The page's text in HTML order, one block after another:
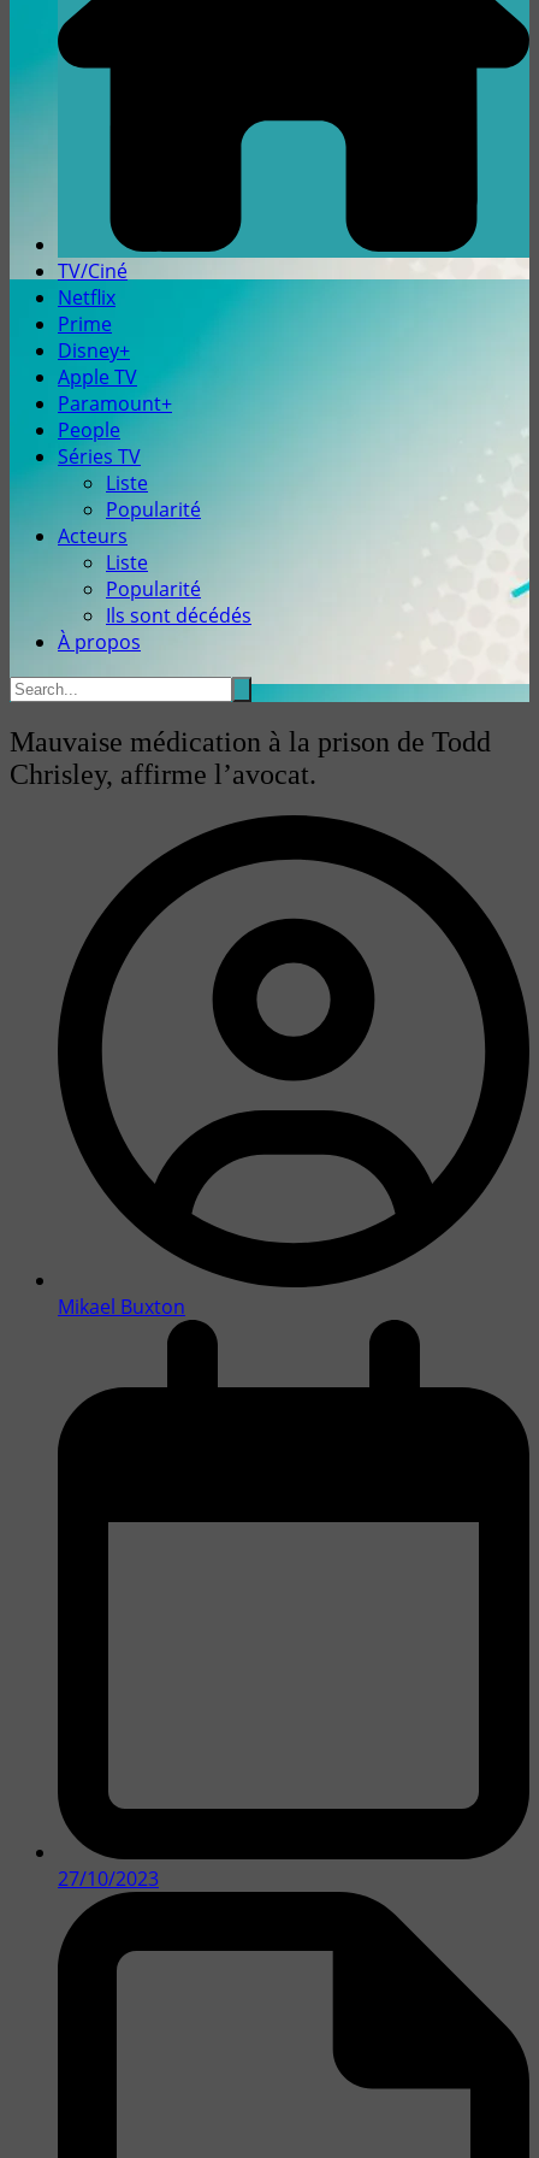
TV/Ciné
Netflix
Prime
Disney+
Apple TV
Paramount+
People
Séries TV
Liste
Popularité
Acteurs
Liste
Popularité
Ils sont décédés
À propos
Mauvaise médication à la prison de Todd
Chrisley, affirme l’avocat.
Mikael Buxton
27/10/2023